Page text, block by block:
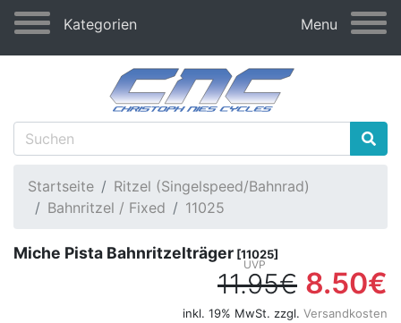
Kategorien Menu
Startseite
Ritzel (Singelspeed/Bahnrad)
Bahnritzel / Fixed
11025
Miche Pista Bahnritzelträger [11025]
11.95€ 8.50€
inkl. 19% MwSt. zzgl. Versandkosten